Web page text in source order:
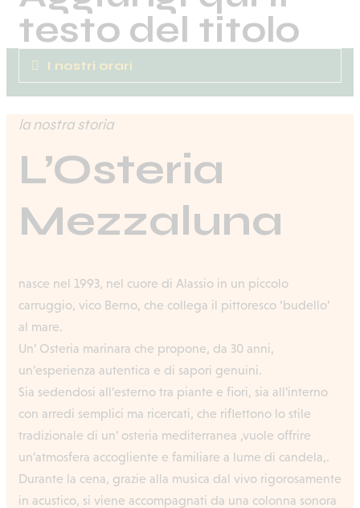
testo del titolo
I nostri orari
la nostra storia
L’Osteria
Mezzaluna
nasce nel 1993, nel cuore di Alassio in un piccolo
carruggio, vico Berno, che collega il pittoresco ‘budello’
al mare.
Un’ Osteria marinara che propone, da 30 anni,
un’esperienza autentica e di sapori genuini.
Sia sedendosi all’esterno tra piante e fiori, sia all’interno
con arredi semplici ma ricercati, che riflettono lo stile
tradizionale di un’ osteria mediterranea ,vuole offrire
un’atmosfera accogliente e familiare a lume di candela,.
Durante la cena, grazie alla musica dal vivo rigorosamente
in acustico, si viene accompagnati da una colonna sonora